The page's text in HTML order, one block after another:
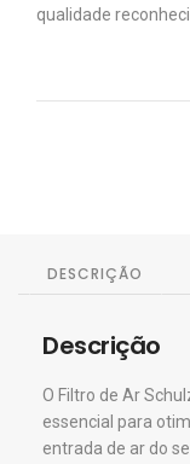
qualidade
DESCRIÇÃO
Descrição
O Filtro de Ar
essencial para
entrada de ar do